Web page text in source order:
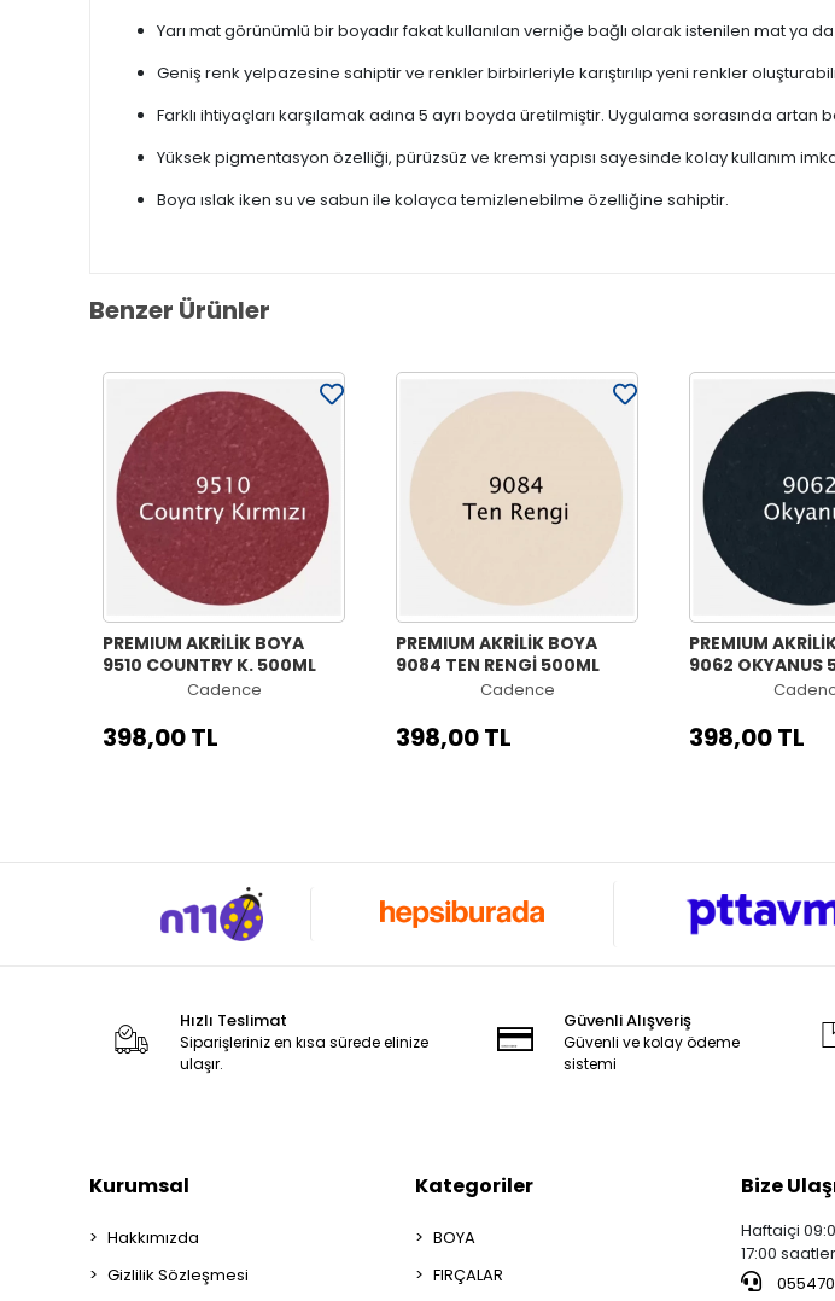
Yarı mat görünümlü bir boyadır fakat kullanılan verniğe bağlı olarak istenilen mat ya
Geniş renk yelpazesine sahiptir ve renkler birbirleriyle karıştırılıp yeni renkler
Farklı ihtiyaçları karşılamak adına 5 ayrı boyda üretilmiştir. Uygulama sorasında
Yüksek pigmentasyon özelliği, pürüzsüz ve kremsi yapısı sayesinde kolay kullanım
Boya ıslak iken su ve sabun ile kolayca temizlenebilme özelliğine sahiptir.
Benzer Ürünler
PREMIUM AKRİLİK BOYA
9510 COUNTRY K. 500ML
Cadence
398,00 TL
PREMIUM AKRİLİK BOYA
9084 TEN RENGİ 500ML
Cadence
398,00 TL
PREMIUM
9062 OKYANUS
398,00 TL
Hızlı Teslimat
Siparişleriniz en kısa sürede elinize
ulaşır.
Güvenli Alışveriş
Güvenli ve kolay ödeme
sistemi
Kurumsal
Hakkımızda
Gizlilik Sözleşmesi
Kategoriler
BOYA
FIRÇALAR
Bize
Haftaiçi
17:00